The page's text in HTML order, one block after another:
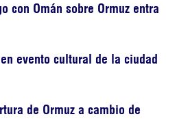
con Omán sobre Ormuz entra
evento cultural de la ciudad
de Ormuz a cambio de